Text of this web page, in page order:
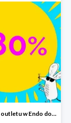
Czyszczenie outletu w Endo do -80%